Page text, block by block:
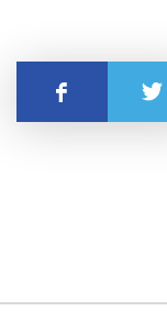
Поділитись